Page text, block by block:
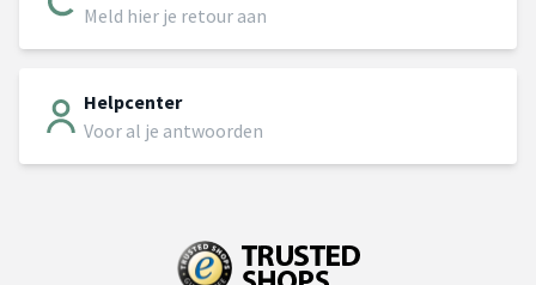
Meld hier je retour aan
Helpcenter
Voor al je antwoorden